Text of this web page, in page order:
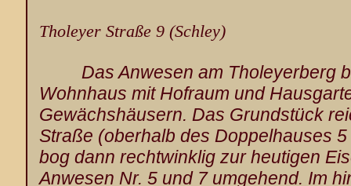
Tholeyer Straße 9 (Schley)
Das Anwesen am Tholeyerberg
Wohnhaus mit Hofraum und
Gewächshäusern. Das Grundstück
Straße (oberhalb des Doppelhauses
bog dann rechtwinklig zur heutigen
Anwesen Nr. 5 und 7 umgehend. Im